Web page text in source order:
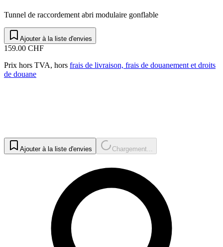
Tunnel de raccordement abri modulaire gonflable
Ajouter à la liste d'envies
159.00 CHF
Prix hors TVA, hors frais de livraison, frais de douanement et droits
de douane
Ajouter à la liste d'envies Chargement...